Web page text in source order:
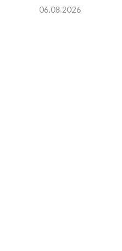
06.08.2026